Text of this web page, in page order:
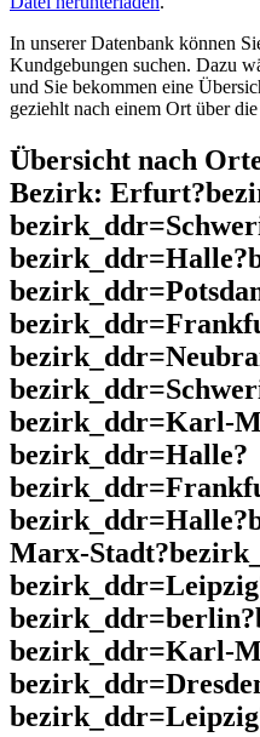
In unserer Datenbank können
Kundgebungen suchen. Dazu
und Sie bekommen eine
geziehlt nach einem Ort über
Übersicht nach
Bezirk:
bezirk_ddr=Karl-
bezirk_ddr=Halle?
Marx-
bezirk_ddr=Karl-